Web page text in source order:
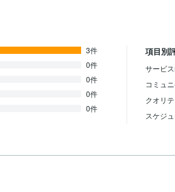
3件
0件
0件
0件
0件
項目別
サービ
コミュ
クオリ
スケジ